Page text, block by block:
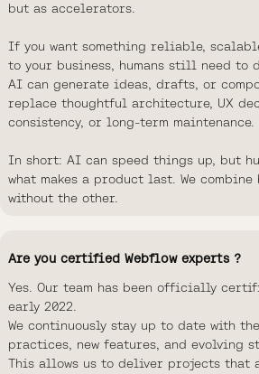
but as accelerators.
If you want something reliable,
to your business, humans still need to
AI can generate ideas, drafts, or
replace thoughtful architecture, UX
consistency, or long-term maintenance.
In short: AI can speed things up, but
what makes a product last. We
without the other.
Are you certified Webflow experts ?
Yes. Our team has been officially
early 2022.
We continuously stay up to date with
practices, new features, and evolving
This allows us to deliver projects that